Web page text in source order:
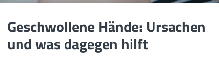
Geschwollene Hände: Ursachen
und was dagegen hilft